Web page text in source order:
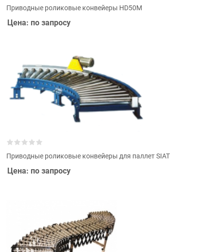
Приводные роликовые конвейеры HD50M
Цена: по запросу
Приводные роликовые конвейеры для паллет SIAT
Цена: по запросу